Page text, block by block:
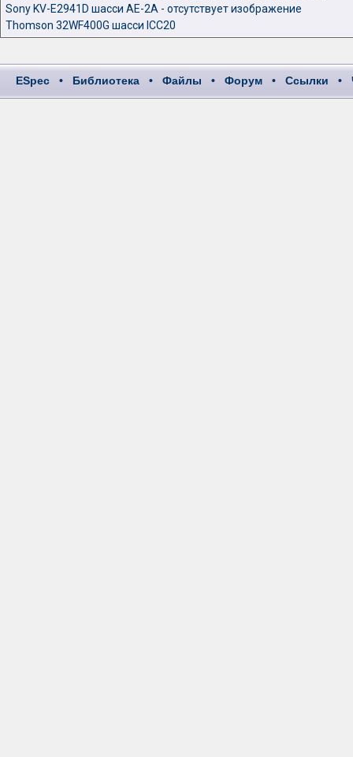
Sony KV-E2941D шасси AE-2A - отсутствует изображение
Thomson 32WF400G шасси ICC20
ESpec • Библиотека • Файлы • Форум • Ссылки •